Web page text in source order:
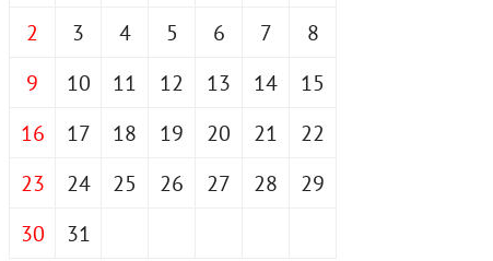
2
3 4 5 6 7
8
9
10 11 12 13 14
15
16
17 18 19 20 21
22
23
24 25 26 27 28
29
30
31